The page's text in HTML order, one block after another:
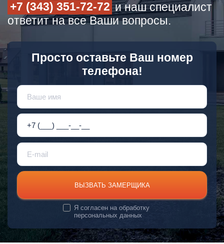
+7 (343) 351-72-72 и наш специалист
ответит на все Ваши вопросы.
Просто оставьте Ваш номер
телефона!
ВЫЗВАТЬ ЗАМЕРЩИКА
Я согласен наобработку
персональных данных